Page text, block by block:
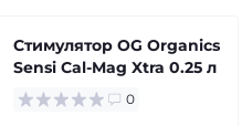
Стимулятор OG Organics
Sensi Cal-Mag Xtra 0.25 л
0